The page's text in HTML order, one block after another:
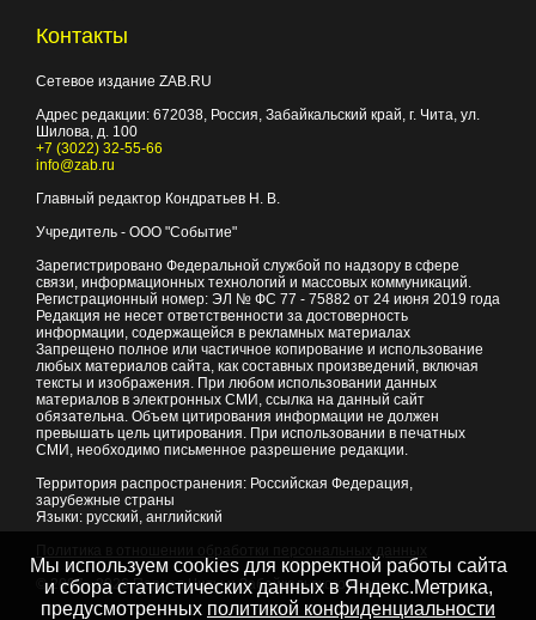
Контакты
Сетевое издание ZAB.RU
Адрес редакции: 672038, Россия, Забайкальский край, г. Чита, ул.
Шилова, д. 100
+7 (3022) 32-55-66
info@zab.ru
Главный редактор Кондратьев Н. В.
Учредитель - ООО "Событие"
Зарегистрировано Федеральной службой по надзору в сфере
связи, информационных технологий и массовых коммуникаций.
Регистрационный номер: ЭЛ № ФС 77 - 75882 от 24 июня 2019 года
Редакция не несет ответственности за достоверность
информации, содержащейся в рекламных материалах
Запрещено полное или частичное копирование и использование
любых материалов сайта, как составных произведений, включая
тексты и изображения. При любом использовании данных
материалов в электронных СМИ, ссылка на данный сайт
обязательна. Объем цитирования информации не должен
превышать цель цитирования. При использовании в печатных
СМИ, необходимо письменное разрешение редакции.
Территория распространения: Российская Федерация,
зарубежные страны
Языки: русский, английский
© 2007 - 2026Портал Читы и Забайкальского края
Мы используем cookies для корректной работы сайта
и сбора статистических данных в Яндекс.Метрика,
предусмотренных политикой конфиденциальности